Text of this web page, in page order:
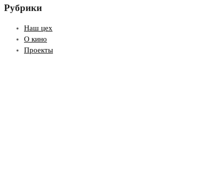
Рубрики
Наш цех
О кино
Проекты